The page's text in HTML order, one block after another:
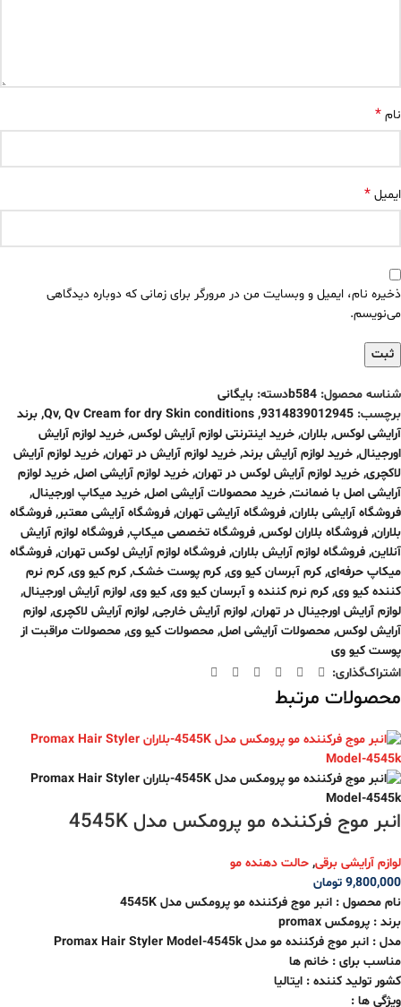
نام *
ایمیل *
ذخیره نام، ایمیل و وبسایت من در مرورگر برای زمانی که دوباره دیدگاهی
می‌نویسم.
شناسه محصول: b584دسته: بایگانی
برچسب: 9314839012945
,
Qv, Qv Cream for dry Skin conditions
, برند
آرایشی لوکس, بلاران, خرید اینترنتی لوازم آرایش لوکس, خرید لوازم آرایش
اورجینال, خرید لوازم آرایش برند, خرید لوازم آرایش در تهران, خرید لوازم آرایش
لاکچری, خرید لوازم آرایش لوکس در تهران, خرید لوازم آرایشی اصل, خرید لوازم
آرایشی اصل با ضمانت, خرید محصولات آرایشی اصل, خرید میکاپ اورجینال,
فروشگاه آرایشی بلاران, فروشگاه آرایشی تهران, فروشگاه آرایشی معتبر, فروشگاه
بلاران, فروشگاه بلاران لوکس, فروشگاه تخصصی میکاپ, فروشگاه لوازم آرایش
آنلاین, فروشگاه لوازم آرایش بلاران, فروشگاه لوازم آرایش لوکس تهران, فروشگاه
میکاپ حرفه‌ای, کرم آبرسان کیو وی, کرم پوست خشک, کرم کیو وی, کرم نرم
کننده کیو وی, کرم نرم کننده و آبرسان کیو وی, کیو وی, لوازم آرایش اورجینال,
لوازم آرایش اورجینال در تهران, لوازم آرایش خارجی, لوازم آرایش لاکچری, لوازم
آرایش لوکس, محصولات آرایشی اصل, محصولات کیو وی, محصولات مراقبت از
پوست کیو وی
اشتراک‌گذاری:
محصولات مرتبط
انبر موج فرکننده مو پرومکس مدل 4545K
لوازم آرایشی برقی, حالت دهنده مو
9,800,000 تومان
نام محصول : انبر موج فرکننده مو پرومکس مدل 4545K
برند : پرومکس promax
مدل : انبر موج فرکننده مو مدلPromax Hair Styler Model-4545k
مناسب برای : خانم ها
کشور تولید کننده : ایتالیا
ویژگی ها :